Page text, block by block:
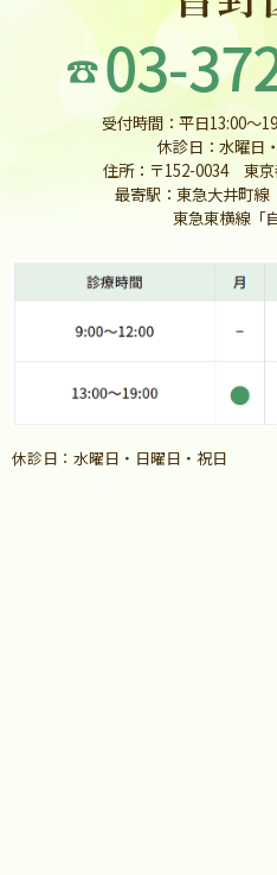
受付時間：平日13:00〜
休診日：水曜日
住所：〒152-0034 東京
最寄駅：東急大井町線
東急東横線「自由
休診日：水曜日・日曜日・祝日